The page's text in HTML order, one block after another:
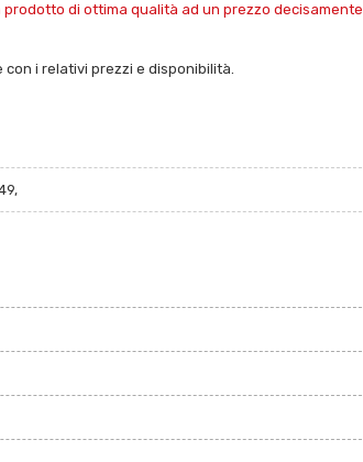
di ottima qualità ad un prezzo decisamente
con i relativi prezzi e disponibilità.